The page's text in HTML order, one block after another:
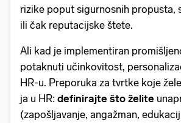
rizike poput sigurnosnih propusta,
ili čak reputacijske štete.
Ali kad je implementiran
potaknuti učinkovitost,
HR-u. Preporuka za tvrtke koje
ja u HR: definirajte što želite
(zapošljavanje, angažman,